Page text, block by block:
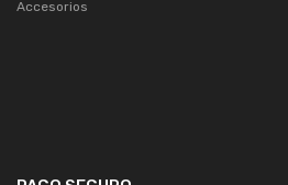
Accesorios